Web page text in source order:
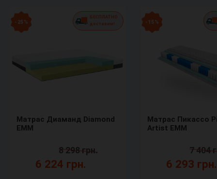
- 25 %
БЕСПЛАТНО
доставим!
Матрас Диаманд Diamond
ЕММ
6 224 грн.
8 298 грн.
- 15 %
Матрас Пикассо
Artist ЕММ
6 293
7 404